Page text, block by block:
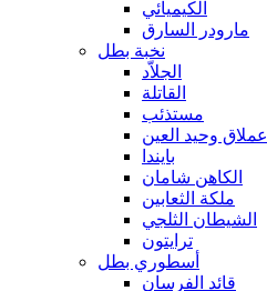
الكيميائي
مارودر السارق
نخبة بطل
الجلاّد
القاتلة
مستذئب
عملاق وحيد العين
بايندا
الكاهن شامان
ملكة الثعابين
الشيطان الثلجي
ترايتون
أسطوري بطل
قائد الفرسان